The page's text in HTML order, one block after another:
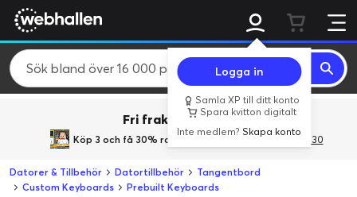
Logga in
Samla XP till ditt konto
Spara kvitton digitalt
Inte medlem?Skapa konto
Fri frakt över 800 kr.
Köp 3 och få 30% rabatt med rabattkoden 3Gives30
Datorer & Tillbehör Datortillbehör
Tangentbord
Custom Keyboards
Prebuilt Keyboards